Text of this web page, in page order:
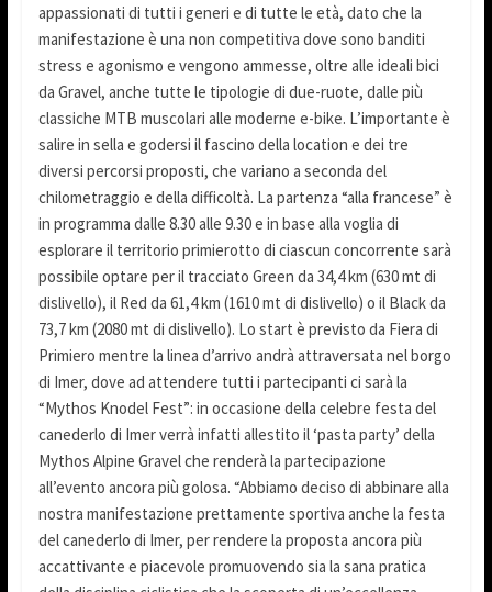
appassionati di tutti i generi e di tutte le età, dato che la
manifestazione è una non competitiva dove sono banditi
stress e agonismo e vengono ammesse, oltre alle ideali bici
da Gravel, anche tutte le tipologie di due-ruote, dalle più
classiche MTB muscolari alle moderne e-bike. L’importante è
salire in sella e godersi il fascino della location e dei tre
diversi percorsi proposti, che variano a seconda del
chilometraggio e della difficoltà. La partenza “alla francese” è
in programma dalle 8.30 alle 9.30 e in base alla voglia di
esplorare il territorio primierotto di ciascun concorrente sarà
possibile optare per il tracciato Green da 34,4 km (630 mt di
dislivello), il Red da 61,4 km (1610 mt di dislivello) o il Black da
73,7 km (2080 mt di dislivello). Lo start è previsto da Fiera di
Primiero mentre la linea d’arrivo andrà attraversata nel borgo
di Imer, dove ad attendere tutti i partecipanti ci sarà la
“Mythos Knodel Fest”: in occasione della celebre festa del
canederlo di Imer verrà infatti allestito il ‘pasta party’ della
Mythos Alpine Gravel che renderà la partecipazione
all’evento ancora più golosa. “Abbiamo deciso di abbinare alla
nostra manifestazione prettamente sportiva anche la festa
del canederlo di Imer, per rendere la proposta ancora più
accattivante e piacevole promuovendo sia la sana pratica